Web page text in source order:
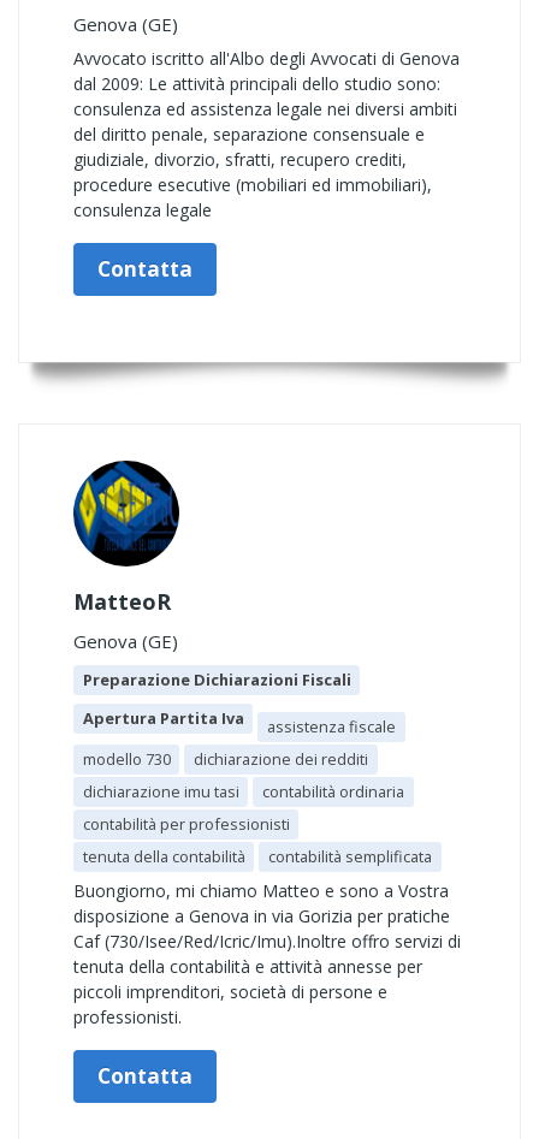
Genova (GE)
Avvocato iscritto all'Albo degli Avvocati di Genova
dal 2009: Le attività principali dello studio sono:
consulenza ed assistenza legale nei diversi ambiti
del diritto penale, separazione consensuale e
giudiziale, divorzio, sfratti, recupero crediti,
procedure esecutive (mobiliari ed immobiliari),
consulenza legale
Contatta
MatteoR
Genova (GE)
Preparazione Dichiarazioni Fiscali
Apertura Partita Iva
assistenza fiscale
modello 730
dichiarazione dei redditi
dichiarazione imu tasi
contabilità ordinaria
contabilità per professionisti
tenuta della contabilità
contabilità semplificata
Buongiorno, mi chiamo Matteo e sono a Vostra
disposizione a Genova in via Gorizia per pratiche
Caf (730/Isee/Red/Icric/Imu).Inoltre offro servizi di
tenuta della contabilità e attività annesse per
piccoli imprenditori, società di persone e
professionisti.
Contatta